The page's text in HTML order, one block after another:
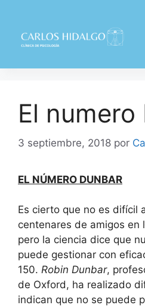
El numero
3 septiembre, 2018 por
EL NÚMERO DUNBAR
Es cierto que no es difícil
centenares de amigos en
pero la ciencia dice que
puede gestionar con
150. Robin Dunbar,
de Oxford, ha realizado
indican que no se puede